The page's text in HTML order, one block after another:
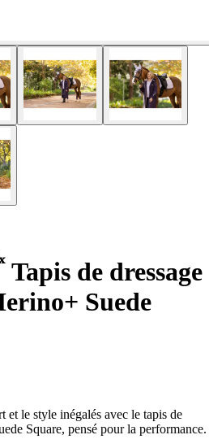
Tapis de dressage
Suede
le style inégalés avec le tapis de
Square, pensé pour la performance.